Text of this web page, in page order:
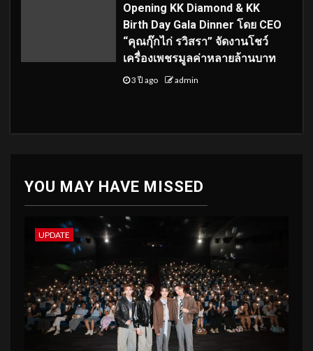
Opening KK Diamond & KK
Birth Day Gala Dinner โดย CEO
“คุณกุ๊กไก่ รวิสรา” จัดงานโชว์
เครื่องเพชรมูลค่าหลายล้านบาท
3 ปี ago admin
YOU MAY HAVE MISSED
UPDATE